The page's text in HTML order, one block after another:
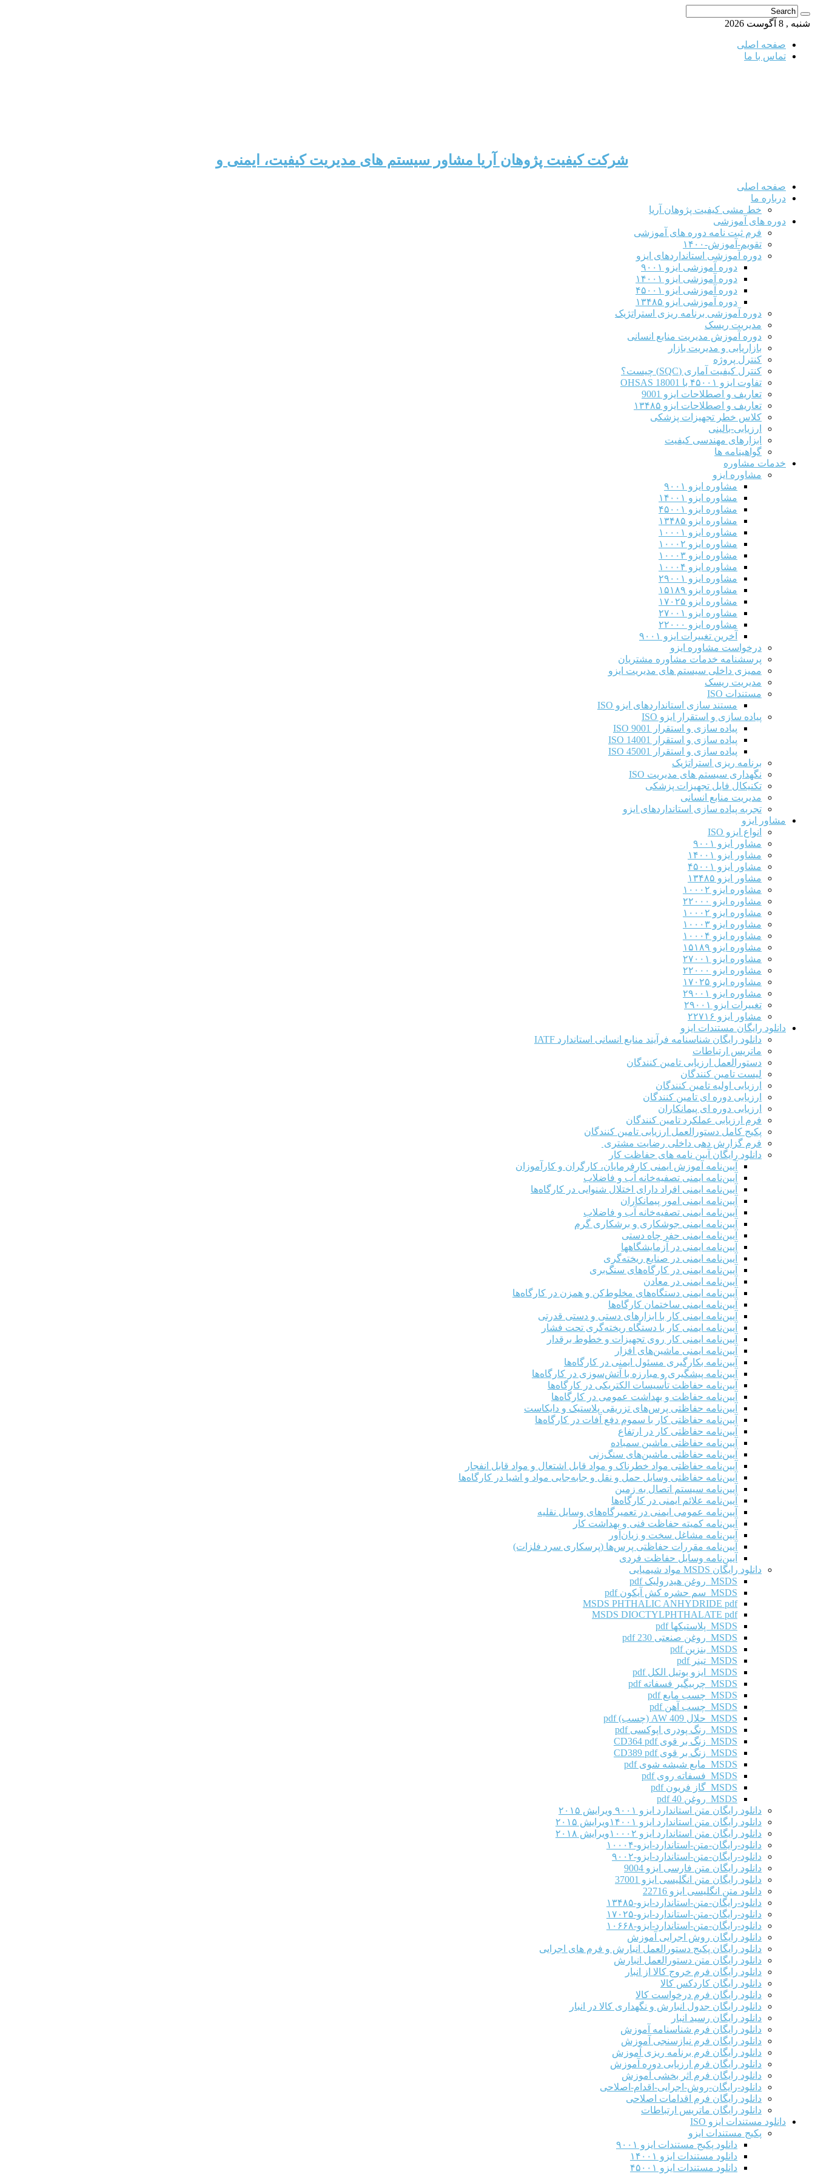
شنبه , 8 آگوست 2026
صفحه اصلی
تماس با ما
شرکت کیفیت پژوهان آریا مشاور سیستم های مدیریت کیفیت، ایمنی و
صفحه اصلی
درباره ما
خط مشی کیفیت پژوهان آریا
دوره های آموزشی
فرم ثبت نامه دوره های آموزشی
تقویم-آموزش-۱۴۰۰
دوره آموزشی استانداردهای ایزو
دوره آموزشی ایزو ۹۰۰۱
دوره آموزشی ایزو ۱۴۰۰۱
دوره آموزشی ایزو ۴۵۰۰۱
دوره آموزشی ایزو ۱۳۴۸۵
دوره آموزشی برنامه ریزی استراتژیک
مدیریت ریسک
دوره آموزش مدیریت منابع انسانی
بازاریابی و مدیریت بازار
کنترل پروژه
کنترل کیفیت آماری (SQC) چیست؟
تفاوت ایزو ۴۵۰۰۱ با OHSAS 18001
تعاریف و اصطلاحات ایزو 9001
تعاریف و اصطلاحات ایزو ۱۳۴۸۵
کلاس خطر تجهیزات پزشکی
ارزیابی-بالینی
ابزارهای مهندسی کیفیت
گواهینامه ها
خدمات مشاوره
مشاوره ایزو
مشاوره ایزو ۹۰۰۱
مشاوره ایزو ۱۴۰۰۱
مشاوره ایزو ۴۵۰۰۱
مشاوره ایزو ۱۳۴۸۵
مشاوره ایزو ۱۰۰۰۱
مشاوره ایزو ۱۰۰۰۲
مشاوره ایزو ۱۰۰۰۳
مشاوره ایزو ۱۰۰۰۴
مشاوره ایزو ۲۹۰۰۱
مشاوره ایزو ۱۵۱۸۹
مشاوره ایزو ۱۷۰۲۵
مشاوره ایزو ۲۷۰۰۱
مشاوره ایزو ۲۲۰۰۰
آخرین تغییرات ایزو ۹۰۰۱
درخواست مشاوره ایزو
پرسشنامه خدمات مشاوره مشتریان
ممیزی داخلی سیستم های مدیریت ایزو
مدیریت ریسک
مستندات ISO
مستند سازی استانداردهای ایزو ISO
پیاده سازی و استقرار ایزو ISO
پیاده سازی و استقرار ISO 9001​
پیاده سازی و استقرار ISO 14001
پیاده سازی و استقرار ISO 45001
برنامه ریزی استراتژیک
نگهداری سیستم های مدیریت ISO
تکنیکال فایل تجهیزات پزشکی
مدیریت منابع انسانی
تجربه پیاده سازی استانداردهای ایزو
مشاور ایزو
انواع ایزو ISO
مشاور ایزو ۹۰۰۱
مشاور ایزو ۱۴۰۰۱
مشاور ایزو ۴۵۰۰۱
مشاور ایزو ۱۳۴۸۵
مشاوره ایزو ۱۰۰۰۲
مشاوره ایزو ۲۲۰۰۰
مشاوره ایزو ۱۰۰۰۲
مشاوره ایزو ۱۰۰۰۳
مشاوره ایزو ۱۰۰۰۴
مشاوره ایزو ۱۵۱۸۹
مشاوره ایزو ۲۷۰۰۱
مشاوره ایزو ۲۲۰۰۰
مشاوره ایزو ۱۷۰۲۵
مشاوره ایزو ۲۹۰۰۱
تغییرات ایزو ۲۹۰۰۱
مشاور ایزو ۲۲۷۱۶
دانلود رایگان مستندات ایزو
دانلود رایگان شناسنامه فرآیند منابع انسانی استاندارد IATF
ماتریس ارتباطات
دستورالعمل ارزیابی تامین کنندگان
لیست تامین کنندگان
ارزیابی اولیه تامین کنندگان
ارزیابی دوره ای تامین کنندگان
ارزیابی دوره ای پیمانکاران
فرم ارزيابی عملکرد تامین کنندگان
پکیج کامل دستورالعمل ارزیابی تامین کنندگان
فرم گزارش دهی داخلی رضایت مشتری
دانلود رایگان آیین نامه های حفاظت کار
آیین‌نامه آموزش ایمنی کارفرمایان، کارگران و کارآموزان
آیین‌نامه ایمنی تصفیه‌خانه آب و فاضلاب
آیین‌نامه ایمنی افراد دارای اختلال شنوایی در کارگاه‌ها
آیین‌نامه ایمنی امور پیمانکاران
آیین‌نامه ایمنی تصفیه‌خانه آب و فاضلاب
آیین‌نامه ایمنی جوشکاری و برشکاری گرم
آیین‌نامه ایمنی حفر چاه دستی
آیین‌نامه ایمنی در آزمایشگاهها
آیین‌نامه ایمنی در صنایع ریخته‌گری
آیین‌نامه ایمنی در کارگاه‌های سنگ‌بری
آیین‌نامه ایمنی در معادن
آیین‌نامه ایمنی دستگاه‌های مخلوط‌کن و همزن در کارگاه‌ها
آیین‌نامه ایمنی ساختمان کارگاه‌ها
آیین‌نامه ایمنی کار با ابزارهای دستی و دستی قدرتی
آیین‌نامه ایمنی کار با دستگاه ریخته‌گری تحت فشار
آیین‌نامه ایمنی کار روی تجهیزات و خطوط برقدار
آیین‌نامه ایمنی ماشین‌های افزار
آیین‌نامه بکارگیری مسئول ایمنی در کارگاه‌ها
آیین‌نامه پیشگیری و مبارزه با آتش‌سوزی در کارگاه‌ها
آیین‌نامه حفاظت تأسیسات الکتریکی در کارگاه‌ها
آیین‌نامه حفاظت و بهداشت عمومی در کارگاه‌ها
آیین‌نامه حفاظتی پرس‌های تزریقی پلاستیک و دایکاست
آیین‌نامه حفاظتی کار با سموم دفع آفات در کارگاه‌ها
آیین‌نامه حفاظتی کار در ارتفاع
آیین‌نامه حفاظتی ماشین سمباده
آیین‌نامه حفاظتی ماشین‌های سنگ‌زنی
آیین‌نامه حفاظتی مواد خطرناک و مواد قابل اشتعال و مواد قابل انفجار
آیین‌نامه حفاظتی وسایل حمل و نقل و جابه‌جایی مواد و اشیا در کارگاه‌ها
آیین‌نامه سیستم اتصال به زمین
آیین‌نامه علائم ایمنی در کارگاه‌ها
آیین‌نامه عمومی ایمنی در تعمیرگاه‌های وسایل نقلیه
آیین‌نامه کمیته حفاظت فنی و بهداشت کار
آیین‌نامه مشاغل سخت و زیان‌آور
آیین‌نامه مقررات حفاظتی پرس‌ها (پرسکاری سرد فلزات)
آیین‌نامه وسایل حفاظت فردی
دانلود رایگان MSDS مواد شیمیایی
MSDS روغن هیدرولیک pdf
MSDS سم حشره کش آیکون pdf
MSDS PHTHALIC ANHYDRIDE pdf
MSDS DIOCTYLPHTHALATE pdf
MSDS پلاستیکها pdf
MSDS روغن صنعتی 230 pdf
MSDS بنزین pdf
MSDS تینر pdf
MSDS ایزو بوتیل الکل pdf
MSDS چربیگیر فسفاته pdf
MSDS چسب مایع pdf
MSDS چسب آهن pdf
MSDS حلال AW 409 (چسب) pdf
MSDS رنگ پودری اپوکسی pdf
MSDS زنگ بر قوی CD364 pdf
MSDS زنگ بر قوی CD389 pdf
MSDS مایع شیشه شوی pdf
MSDS فسفاته روی pdf
MSDS گاز فریون pdf
MSDS روغن 40 pdf
دانلود رایگان متن استاندارد ایزو ۹۰۰۱ ویرایش ۲۰۱۵
دانلود رایگان متن استاندارد ایزو ۱۴۰۰۱ویرایش ۲۰۱۵
دانلود رایگان متن استاندارد ایزو ۱۰۰۰۲ویرایش ۲۰۱۸
دانلود-رایگان-متن-استاندارد-ایزو-۱۰۰۰۴
دانلود-رایگان-متن-استاندارد-ایزو-۹۰۰۲
دانلود رایگان متن فارسی ایزو 9004
دانلود رایگان متن انگلیسی ایزو 37001
دانلود متن انگلیسی ایزو 22716
دانلود-رایگان-متن-استاندارد-ایزو-۱۳۴۸۵
دانلود-رایگان-متن-استاندارد-ایزو-۱۷۰۲۵
دانلود-رایگان-متن-استاندارد-ایزو-۱۰۶۶۸
دانلود رایگان روش اجرایی آموزش
دانلود رایگان پکیج دستورالعمل انبارش و فرم های اجرایی
دانلود رایگان متن دستورالعمل انبارش
دانلود رایگان فرم خروج کالا از انبار
دانلود رایگان کاردکس کالا
دانلود رایگان فرم درخواست کالا
دانلود رایگان جدول انبارش و نگهداری کالا در انبار
دانلود رایگان رسید انبار
دانلود رایگان فرم شناسنامه آموزش
دانلود رایگان فرم نیازسنجی آموزش
دانلود رایگان فرم برنامه ریزی آموزش
دانلود رایگان فرم ارزیابی دوره آموزش
دانلود رایگان فرم اثر بخشی آموزش
دانلود-رایگان-روش-اجرایی-اقدام-اصلاحی
دانلود رایگان فرم اقدامات اصلاحی
دانلود رایگان ماتریس ارتباطات
دانلود مستندات ایزو ISO
پکیج مستندات ایزو
دانلود پکیج مستندات ایزو ۹۰۰۱
دانلود مستندات ایزو ۱۴۰۰۱
دانلود مستندات ایزو ۴۵۰۰۱